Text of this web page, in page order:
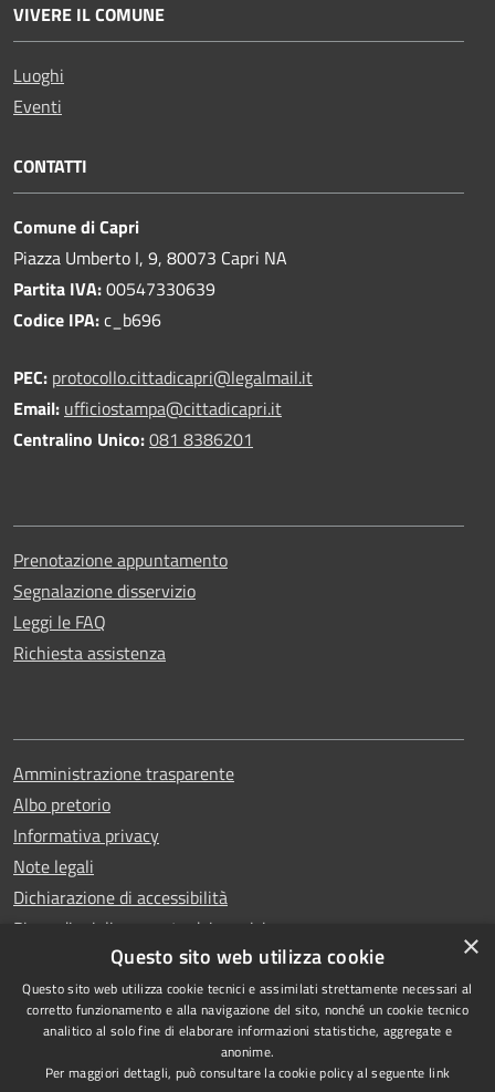
VIVERE IL COMUNE
Luoghi
Eventi
CONTATTI
Comune di Capri
Piazza Umberto I, 9, 80073 Capri NA
Partita IVA:00547330639
Codice IPA:c_b696
PEC: protocollo.cittadicapri@legalmail.it
Email: ufficiostampa@cittadicapri.it
Centralino Unico:081 8386201
Prenotazione appuntamento
Segnalazione disservizio
Leggi le FAQ
Richiesta assistenza
Amministrazione trasparente
Albo pretorio
Informativa privacy
Note legali
Dichiarazione di accessibilità
Piano di miglioramento dei servizi
RSS
Accessibilità
Copyright © 2026 • Comune di
Capri • Powered by
×
Questo sito web utilizza cookie
Questo sito web utilizza cookie tecnici e assimilati strettamente necessari al
corretto funzionamento e alla navigazione del sito, nonché un cookie tecnico
analitico al solo fine di elaborare informazioni statistiche, aggregate e
anonime.
Per maggiori dettagli, può consultare la cookie policy al seguente link